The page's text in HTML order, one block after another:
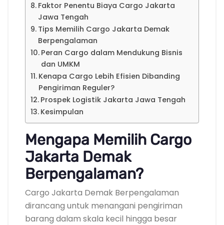
Faktor Penentu Biaya Cargo Jakarta
Jawa Tengah
Tips Memilih Cargo Jakarta Demak
Berpengalaman
Peran Cargo dalam Mendukung Bisnis
dan UMKM
Kenapa Cargo Lebih Efisien Dibanding
Pengiriman Reguler?
Prospek Logistik Jakarta Jawa Tengah
Kesimpulan
Mengapa Memilih Cargo
Jakarta Demak
Berpengalaman?
Cargo Jakarta Demak Berpengalaman
dirancang untuk menangani pengiriman
barang dalam skala kecil hingga besar